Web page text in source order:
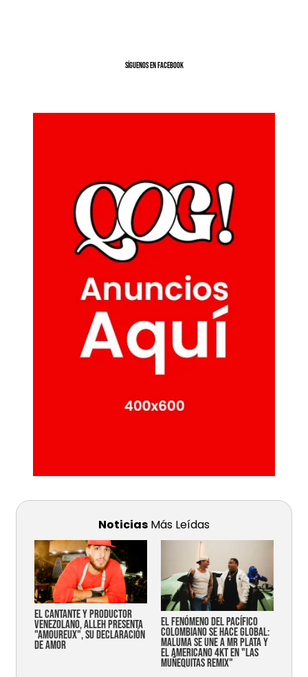
SíGUENOS EN FACEBOOK
Noticias Más Leídas
EL CANTANTE Y PRODUCTOR
VENEZOLANO, ALLEH PRESENTA
"AMOUREUX", SU DECLARACIÓN
DE AMOR
EL FENÓMENO DEL PACÍFICO
COLOMBIANO SE HACE GLOBAL:
MALUMA SE UNE A MR PLATA Y
EL AMERICANO 4KT EN "LAS
MUÑEQUITAS REMIX"